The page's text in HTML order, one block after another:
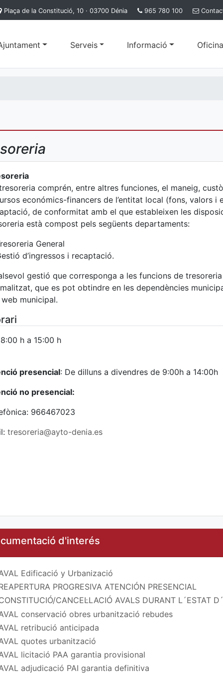
Plaça de la Constitució, 10 · 03700 Dénia 965 780 100
Serveis Informació
comprén, entre altres funciones, el maneig,
económics-financers de l’entitat local (fons, valors i
de conformitat amb el que estableixen les
està compost pels següents departaments:
General
d’ingressos i recaptació.
gestió que corresponga a les funcions de
que es pot obtindre en les dependències
municipal.
h a 15:00 h
presencial: De dilluns a divendres de 9:00h a 14:00h
no presencial:
966467023
tresoreria@ayto-denia.es
d'interés
Edificació y Urbanizació
PROGRESIVA ATENCIÓN PRESENCIAL
CANCEL·LACIÓ AVALS DURANT L´ESTAT
conservació obres urbanització rebudes
retribució anticipada
quotes urbanització
licitació PAA garantia provisional
adjudicació PAI garantia definitiva